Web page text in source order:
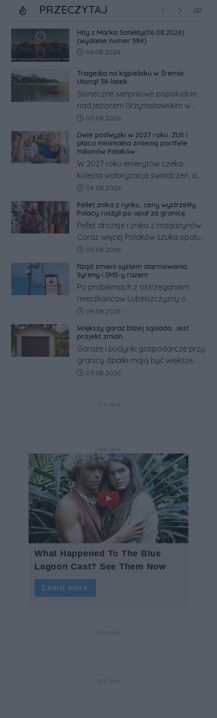
PRZECZYTAJ Poprzednie
NastępneKliknij
Hity z Marka Satelity(06.08.2026)
(wydanie numer 584)
Data dodania artykułu:
06.08.2026
Tragedia na kąpielisku w Śremie.
Utonął 38-latek
Słoneczne sierpniowe popołudnie
nad jeziorem Grzymisławskim w
powiecie śremskim zakończyło się
odwrócić nawet natychmiastowe
działania służb ratunkowych.
Data dodania artykułu:
03.08.2026
Dwie podwyżki w 2027 roku. ZUS i
płaca minimalna zmienią portfele
milionów Polaków
W 2027 roku emerytów czeka
kolejna waloryzacja świadczeń, a
pracowników podwyżka płacy
tym zmianom zyskają.
Data dodania artykułu:
04.08.2026
Pellet znika z rynku, ceny wystrzeliły.
Polacy ruszyli po opał za granicę
Pellet drożeje i znika z magazynów.
Coraz więcej Polaków szuka opału
za granicą, gdzie bywa nawet
Co się dzieje?
Data dodania artykułu:
03.08.2026
Rząd zmieni system alarmowania.
Syreny i SMS-y razem
Po problemach z ostrzeganiem
mieszkańców Lubelszczyzny o
rosyjskim zagrożeniu rząd
alarmowych, alertów RCB i aplikacji
w jeden system.
Data dodania artykułu:
04.08.2026
Większy garaż bliżej sąsiada. Jest
projekt zmian
Garaże i budynki gospodarcze przy
granicy działki mają być większe.
Projekt zaostrza też zasady
Data dodania artykułu:
03.08.2026
REKLAMA
REKLAMA
REKLAMA
REKLAMA